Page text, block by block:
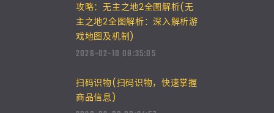
攻略：无主之地2全图解析(无
主之地2全图解析：深入解析游
戏地图及机制)
2026-02-10 08:35:05
扫码识物(扫码识物，快速掌握
商品信息)